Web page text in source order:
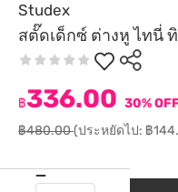
Studex
สตั๊ดเด็กซ์ ต่างหู ไทนี่
฿336.00 30%
฿480.00(ประหยัดไป: ฿